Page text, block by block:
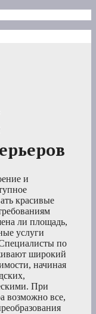
и
красивые
ли площадь,
услуги
по
широкий
начиная
При
возможно все,